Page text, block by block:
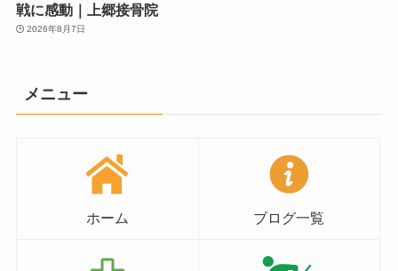
戦に感動｜上郷接骨院
2026年8月7日
メニュー
ホーム ブログ一覧